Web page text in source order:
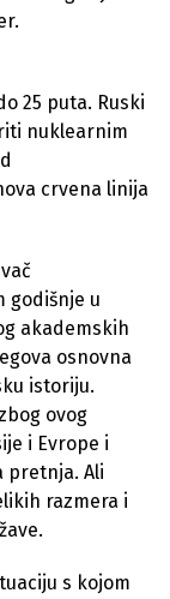
25 puta. Ruski
nuklearnim
crvena linija
godišnje u
akademskih
osnovna
istoriju.
ovog
i Evrope i
pretnja. Ali
razmera i
s kojom